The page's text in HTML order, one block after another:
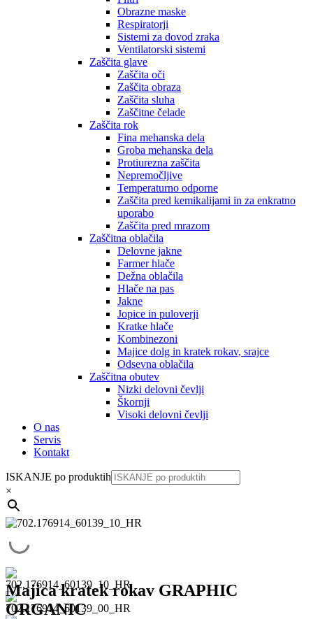
Obrazne maske
Respiratorji
Sistemi za dovod zraka
Ventilatorski sistemi
Zaščita glave
Zaščita oči
Zaščita obraza
Zaščita sluha
Zaščitne čelade
Zaščita rok
Fina mehanska dela
Groba mehanska dela
Protiurezna zaščita
Nepremočljive
Temperaturno odporne
Zaščita pred kemikalijami in za enkratno
uporabo
Zaščita pred mrazom
Zaščitna oblačila
Delovne jakne
Farmer hlače
Dežna oblačila
Hlače na pas
Jakne
Jopice in puloverji
Kratke hlače
Kombinezoni
Majice dolg in kratek rokav, srajce
Odsevna oblačila
Zaščitna obutev
Nizki delovni čevlji
Škornji
Visoki delovni čevlji
O nas
Servis
Kontakt
ISKANJE po produktih
×
Majica kratek rokav GRAPHIC
ORGANIC